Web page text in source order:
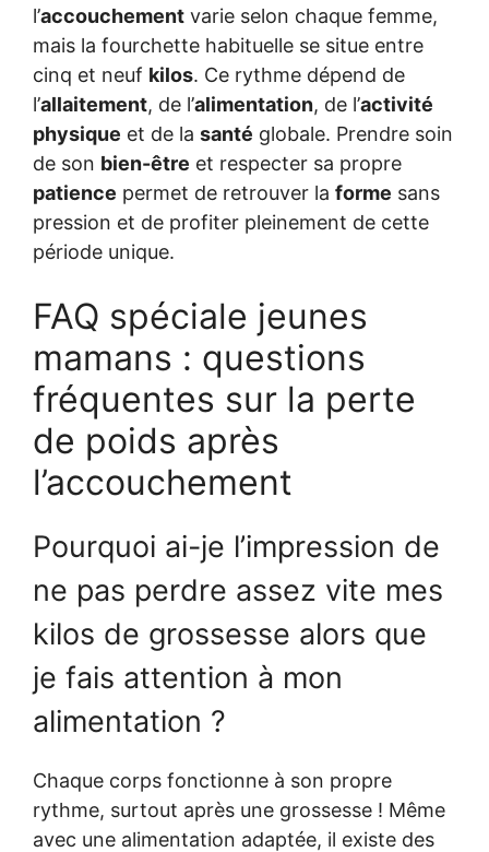
l’accouchement varie selon chaque femme,
mais la fourchette habituelle se situe entre
cinq et neuf kilos. Ce rythme dépend de
l’allaitement, de l’alimentation, de l’activité
physique et de la santé globale. Prendre soin
de son bien-être et respecter sa propre
patience permet de retrouver la forme sans
pression et de profiter pleinement de cette
période unique.
FAQ spéciale jeunes
mamans : questions
fréquentes sur la perte
de poids après
l’accouchement
Pourquoi ai-je l’impression de
ne pas perdre assez vite mes
kilos de grossesse alors que
je fais attention à mon
alimentation ?
Chaque corps fonctionne à son propre
rythme, surtout après une grossesse ! Même
avec une alimentation adaptée, il existe des